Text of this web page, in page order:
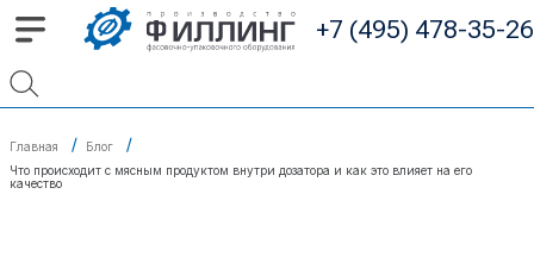
+7 (495) 478-35-26
Главная
Блог
Что происходит с мясным продуктом внутри дозатора и как это влияет на его
качество